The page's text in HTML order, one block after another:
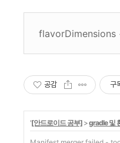
공감 구
'[안드로이드 공부] >gradle 및